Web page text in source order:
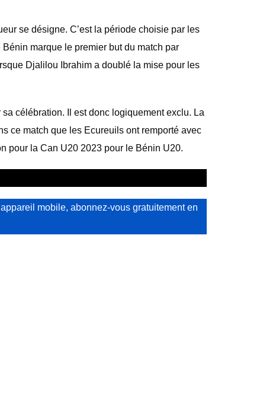
se désigne. C’est la période choisie par les
marque le premier but du match par
Djalilou Ibrahim a doublé la mise pour les
célébration. Il est donc logiquement exclu. La
ce match que les Ecureuils ont remporté avec
pour la Can U20 2023 pour le Bénin U20.
mobile, abonnez-vous gratuitement en